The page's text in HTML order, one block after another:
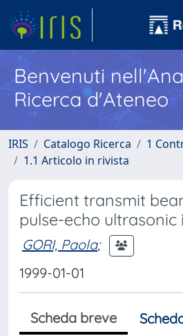
Benvenuti
Ricerca d'Ateneo
IRIS Catalogo Ricerca
1
1.1 Articolo in rivista
Efficient transmit
pulse-echo ultrasonic
GORI, Paola;
1999-01-01
Scheda breve